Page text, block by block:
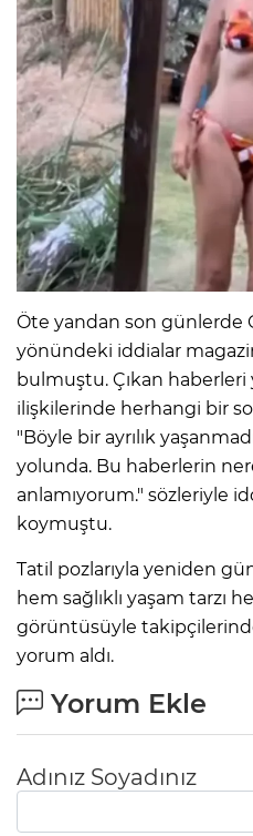
Öte yandan son günlerde
yönündeki iddialar
bulmuştu. Çıkan
ilişkilerinde herhangi bir
"Böyle bir ayrılık
yolunda. Bu haberlerin
anlamıyorum." sözleriyle
koymuştu.
Tatil pozlarıyla yeniden
hem sağlıklı yaşam tarzı
görüntüsüyle
yorum aldı.
Yorum Ekle
Adınız Soyadınız